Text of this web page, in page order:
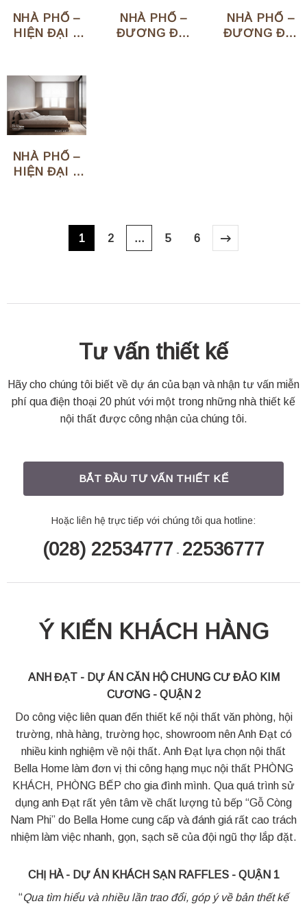
NHÀ PHỐ –
HIỆN ĐẠI –
THÀNH
NHÀ PHỐ –
HIỆN ĐẠI –
NHÀ PHỐ –
ĐƯƠNG ĐẠI
NHÀ PHỐ –
ĐƯƠNG ĐẠI
1 2 … 5 6
Tư vấn thiết kế
Hãy cho chúng tôi biết về dự án của bạn và nhận tư vấn miễn
phí qua điện thoại 20 phút với một trong những nhà thiết kế
nội thất được công nhận của chúng tôi.
BẮT ĐẦU TƯ VẤN THIẾT KẾ
Hoặc liên hệ trực tiếp với chúng tôi qua hotline:
(028) 22534777 - 22536777
Ý KIẾN KHÁCH HÀNG
ANH ĐẠT - DỰ ÁN CĂN HỘ CHUNG CƯ ĐẢO KIM
CƯƠNG - QUẬN 2
Do công việc liên quan đến thiết kế nội thất văn phòng, hội
trường, nhà hàng, trường học, showroom nên Anh Đạt có
nhiều kinh nghiệm về nội thất. Anh Đạt lựa chọn nội thất
Bella Home làm đơn vị thi công hạng mục nội thất PHÒNG
KHÁCH, PHÒNG BẾP cho gia đình mình. Qua quá trình sử
dụng anh Đạt rất yên tâm về chất lượng tủ bếp “Gỗ Còng
Nam Phi” do Bella Home cung cấp và đánh giá rất cao trách
nhiệm làm việc nhanh, gọn, sạch sẽ của đội ngũ thợ lắp đặt.
CHỊ HÀ - DỰ ÁN KHÁCH SẠN RAFFLES - QUẬN 1
“Qua tìm hiểu và nhiều lần trao đổi, góp ý về bản thết kế